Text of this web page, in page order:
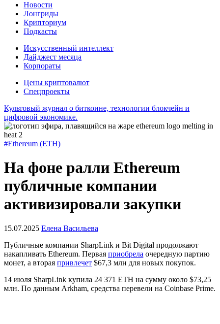
Новости
Лонгриды
Крипториум
Подкасты
Искусственный интеллект
Дайджест месяца
Корпораты
Цены криптовалют
Спецпроекты
Культовый журнал о биткоине, технологии блокчейн и
цифровой экономике.
#Ethereum (ETH)
На фоне ралли Ethereum
публичные компании
активизировали закупки
15.07.2025 Елена Васильева
Публичные компании SharpLink и Bit Digital продолжают
накапливать Ethereum. Первая приобрела очередную партию
монет, а вторая привлечет $67,3 млн для новых покупок.
14 июля SharpLink купила 24 371 ETH на сумму около $73,25
млн. По данным Arkham, средства перевели на Coinbase Prime.